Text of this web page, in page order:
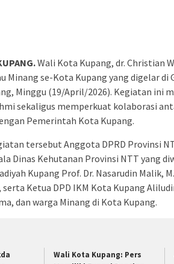
Wali Kota Kupang, dr. Christian
Minang se-Kota Kupang yang digelar di
Minggu (19/April/2026). Kegiatan ini
sekaligus memperkuat kolaborasi
Pemerintah Kota Kupang.
tersebut Anggota DPRD Provinsi
Dinas Kehutanan Provinsi NTT yang
Kupang Prof. Dr. Nasarudin Malik,
serta Ketua DPD IKM Kota Kupang
dan warga Minang di Kota Kupang.
Wali Kota Kupang: Pers